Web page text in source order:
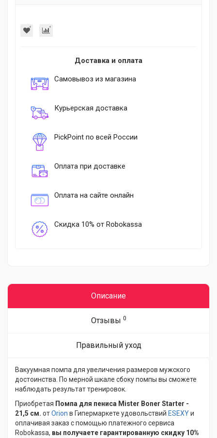
Доставка и оплата
Самовывоз из магазина
Курьерская доставка
PickPoint по всей России
Оплата при доставке
Оплата на сайте онлайн
Скидка 10% от Robokassa
Описание
Отзывы 0
Правильный уход
Вакуумная помпа для увеличения размеров мужского
достоинства. По мерной шкале сбоку помпы вы сможете
наблюдать результат тренировок.
Приобретая Помпа для пениса Mister Boner Starter -
21,5 см. отOrion в Гипермаркете удовольствий ESEXYи
оплачивая заказ с помощью платежного сервиса
Robokassa, вы получаете гарантированную скидку 10%